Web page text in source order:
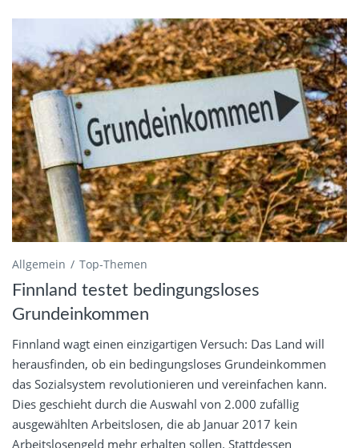
Allgemein Top-Themen
Finnland testet bedingungsloses
Grundeinkommen
Finnland wagt einen einzigartigen Versuch: Das Land will
herausfinden, ob ein bedingungsloses Grundeinkommen
das Sozialsystem revolutionieren und vereinfachen kann.
Dies geschieht durch die Auswahl von 2.000 zufällig
ausgewählten Arbeitslosen, die ab Januar 2017 kein
Arbeitslosengeld mehr erhalten sollen. Stattdessen